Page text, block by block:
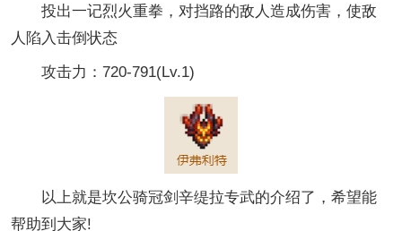
投出一记烈火重拳，对挡路的敌人造成伤害，使敌
人陷入击倒状态
攻击力：720-791(Lv.1)
以上就是坎公骑冠剑辛缇拉专武的介绍了，希望能
帮助到大家!